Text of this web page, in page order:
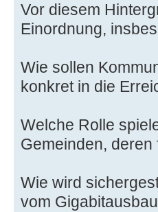
Vor diesem
Einordnung,
Wie sollen
konkret in die
Welche Rolle
Gemeinden,
Wie wird
vom